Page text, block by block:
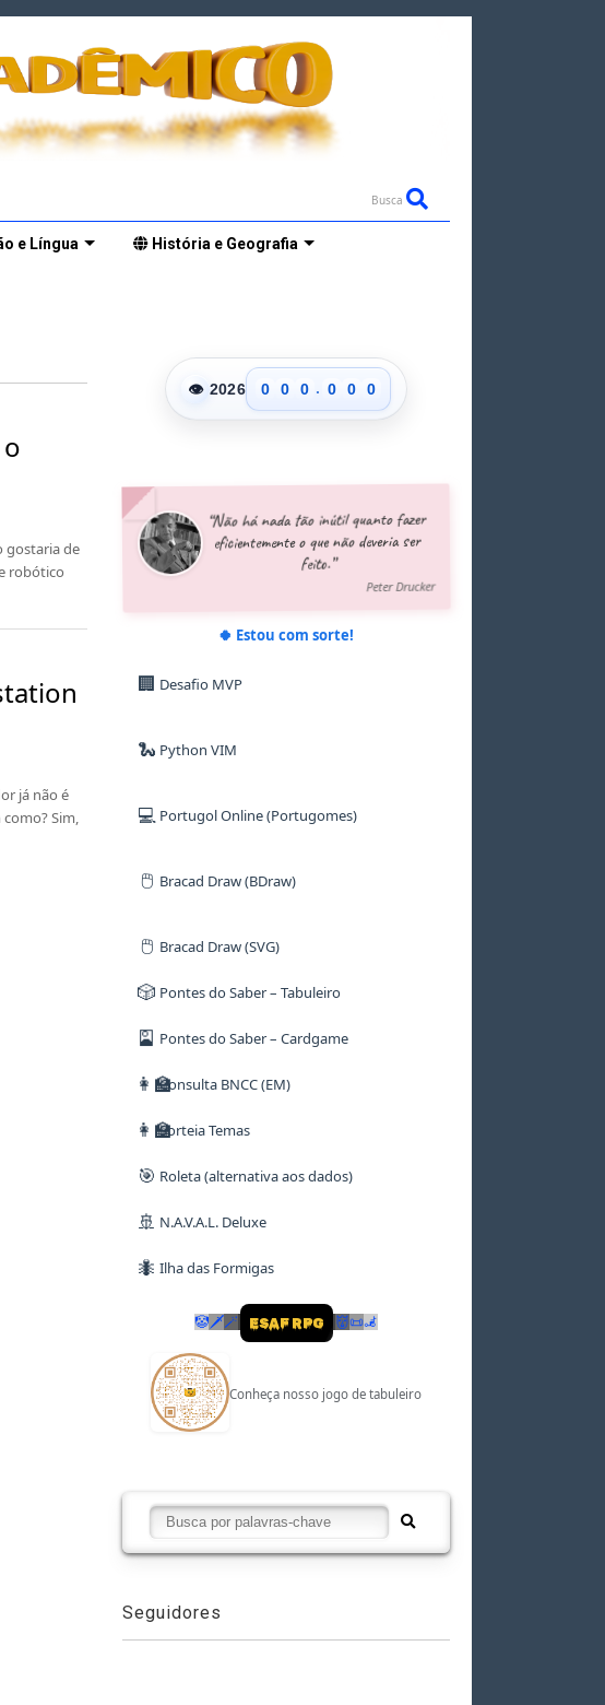
Busca
e Língua História e Geografia
gostaria de
robótico
já não é
Sim,
👁 2026
0
1
6
7
0
1
6
7
0
1
6
7
8
. 0
1
6
7
8
0
1
6
7
0
1
6
7
9
“Não há nada tão inútil quanto fazer
eficientemente o que não deveria ser
feito.”
Peter Drucker
🍀 Estou com sorte!
🏢 Desafio MVP
🐍 Python VIM
💻 Portugol Online (Portugomes)
🖱️ Bracad Draw (BDraw)
🖱️ Bracad Draw (SVG)
🎲 Pontes do Saber – Tabuleiro
🎴 Pontes do Saber – Cardgame
👩‍🏫Consulta BNCC (EM)
👩‍🏫Sorteia Temas
🎯 Roleta (alternativa aos dados)
🚢 N.A.V.A.L. Deluxe
🐜 Ilha das Formigas
🤡🗡🪄 ESAF RPG 👹📜🦼
Conheça nosso jogo de tabuleiro
Seguidores